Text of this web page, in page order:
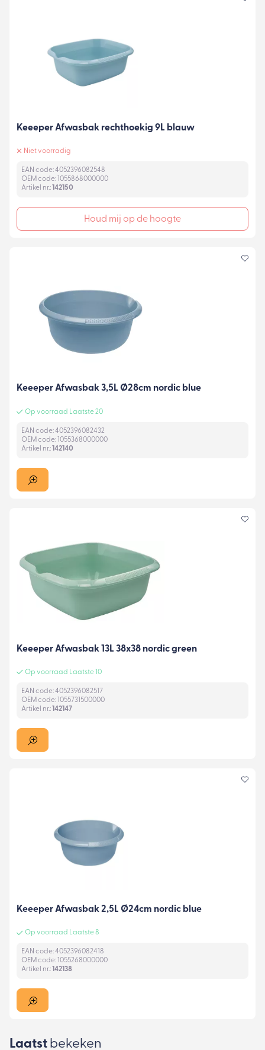
Keeeper Afwasbak rechthoekig 9L blauw
Niet voorradig
EAN code: 4052396082548
OEM code: 1055868000000
Artikel nr.:142150
Houd mij op de hoogte
Keeeper Afwasbak 3,5L Ø28cm nordic blue
Op voorraad Laatste 20
EAN code: 4052396082432
OEM code: 1055368000000
Artikel nr.:142140
Keeeper Afwasbak 13L 38x38 nordic green
Op voorraad Laatste 10
EAN code: 4052396082517
OEM code: 1055731500000
Artikel nr.:142147
Keeeper Afwasbak 2,5L Ø24cm nordic blue
Op voorraad Laatste 8
EAN code: 4052396082418
OEM code: 1055268000000
Artikel nr.: 142138
Laatst bekeken